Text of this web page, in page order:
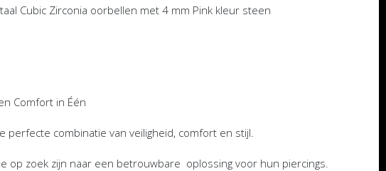
Cubic Zirconia oorbellen met 4 mm Pink kleur steen
Comfort in Één
combinatie van veiligheid, comfort en stijl.
op zoek zijn naar een betrouwbare oplossing voor hun piercings.